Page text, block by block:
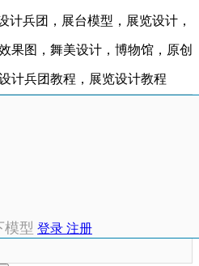
计兵团，展台模型，展览设计，
果图，舞美设计，博物馆，原创
计兵团教程，展览设计教程
模型 登录 注册